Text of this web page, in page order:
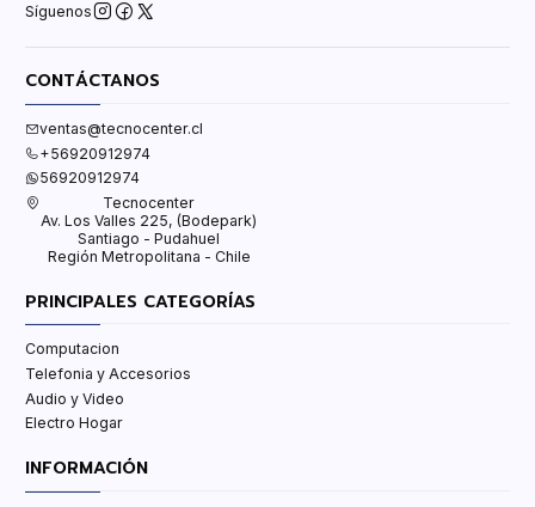
Síguenos
CONTÁCTANOS
ventas@tecnocenter.cl
+56920912974
56920912974
Tecnocenter
Av. Los Valles 225, (Bodepark)
Santiago - Pudahuel
Región Metropolitana - Chile
PRINCIPALES CATEGORÍAS
Computacion
Telefonia y Accesorios
Audio y Video
Electro Hogar
INFORMACIÓN